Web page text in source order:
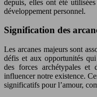
depuis, elles ont été
développement personnel.
Signification des
Les arcanes majeurs sont
défis et aux opportunités
des forces archétypales et
influencer notre existence.
significatifs pour l’amour,